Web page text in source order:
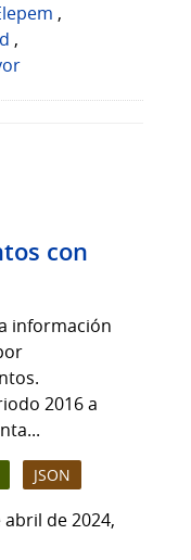
,
,
con
información
2016 a
JSON
abril de 2024,